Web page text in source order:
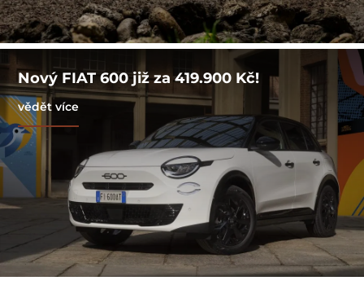
Nový FIAT 600 již za 419.900 Kč!
vědět více